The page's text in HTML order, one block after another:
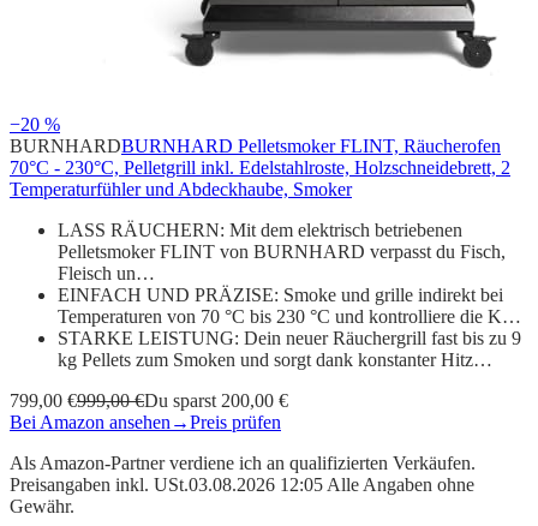
−20 %
BURNHARDBURNHARD Pelletsmoker FLINT, Räucherofen
70°C - 230°C, Pelletgrill inkl. Edelstahlroste, Holzschneidebrett, 2
Temperaturfühler und Abdeckhaube, Smoker
LASS RÄUCHERN: Mit dem elektrisch betriebenen
Pelletsmoker FLINT von BURNHARD verpasst du Fisch,
Fleisch un…
EINFACH UND PRÄZISE: Smoke und grille indirekt bei
Temperaturen von 70 °C bis 230 °C und kontrolliere die K…
STARKE LEISTUNG: Dein neuer Räuchergrill fast bis zu 9
kg Pellets zum Smoken und sorgt dank konstanter Hitz…
799,00 €999,00 €Du sparst 200,00 €
Bei Amazon ansehen →Preis prüfen
Als Amazon-Partner verdiene ich an qualifizierten Verkäufen.
Preisangaben inkl. USt.03.08.2026 12:05 Alle Angaben ohne
Gewähr.